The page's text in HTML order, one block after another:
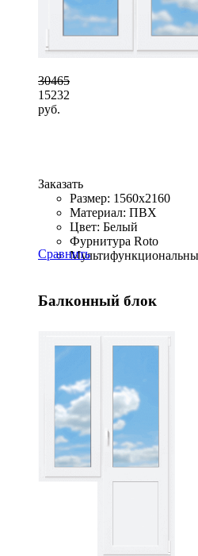
30465
15232
руб.
Заказать
Размер: 1560x2160
Материал: ПВХ
Цвет: Белый
Фурнитура Roto
Сравнить
Балконный блок